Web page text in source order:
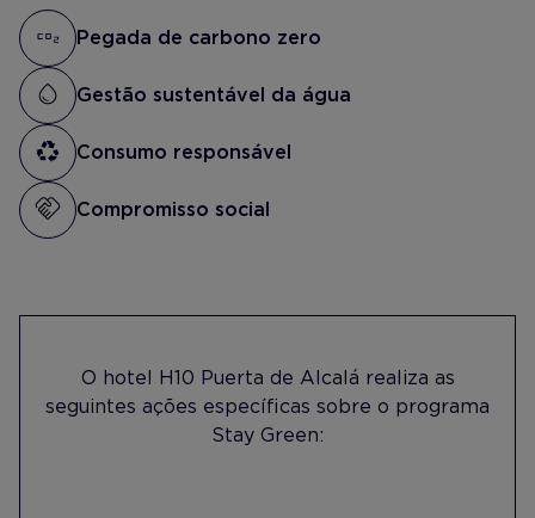
Pegada de carbono zero
Gestão sustentável da água
Consumo responsável
Compromisso social
O hotel H10 Puerta de Alcalá realiza as
seguintes ações específicas sobre o programa
Stay Green: